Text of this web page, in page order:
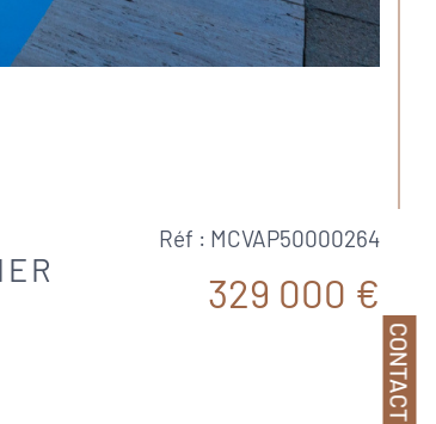
CONTACT
Réf : MCVAP50000264
329 000 €